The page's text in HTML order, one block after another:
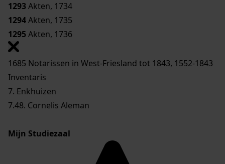
1293Akten, 1734
1294Akten, 1735
1295Akten, 1736
1685 Notarissen in West-Friesland tot 1843, 1552-1843
Inventaris
7. Enkhuizen
7.48. Cornelis Aleman
Mijn Studiezaal